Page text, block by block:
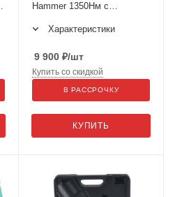
Hammer 1350Нм с
МТ-5200
Характеристики
9 900 ₽/шт
КУПИТЬ
Купить со скидкой
В РАССРОЧКУ